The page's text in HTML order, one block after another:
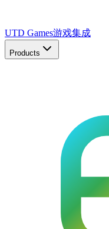
UTD Games游戏集成
Products